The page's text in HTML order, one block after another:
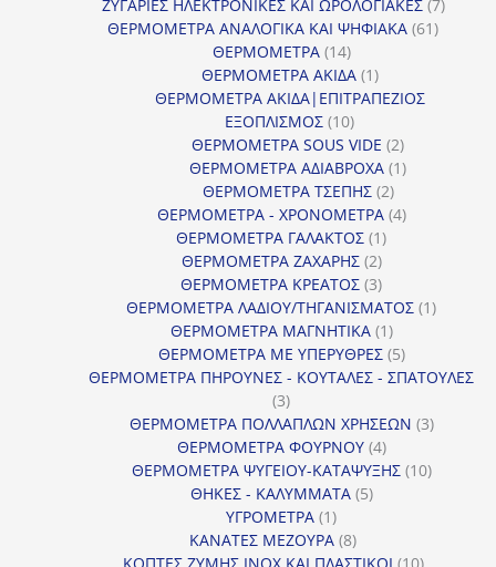
ΖΥΓΑΡΙΕΣ ΗΛΕΚΤΡΟΝΙΚΕΣ ΚΑΙ ΩΡΟΛΟΓΙΑΚΕΣ 7
ΘΕΡΜΟΜΕΤΡΑ ΑΝΑΛΟΓΙΚΑ ΚΑΙ ΨΗΦΙΑΚΑ 6161
ΘΕΡΜΟΜΕΤΡΑ 1414
προϊόντα
ΘΕΡΜΟΜΕΤΡΑ ΑΚΙΔΑ 11
προϊόν
ΘΕΡΜΟΜΕΤΡΑ ΑΚΙΔΑ|ΕΠΙΤΡΑΠΕΖΙΟΣ
ΕΞΟΠΛΙΣΜΟΣ 1010
προϊόντα
ΘΕΡΜΟΜΕΤΡΑ SOUS VIDE 22
προϊόντα
ΘΕΡΜΟΜΕΤΡΑ ΑΔΙΑΒΡΟΧΑ 11
ΘΕΡΜΟΜΕΤΡΑ ΤΣΕΠΗΣ 22
προϊόντα
ΘΕΡΜΟΜΕΤΡΑ - ΧΡΟΝΟΜΕΤΡΑ 44
ΘΕΡΜΟΜΕΤΡΑ ΓΑΛΑΚΤΟΣ 11
προϊόν
ΘΕΡΜΟΜΕΤΡΑ ΖΑΧΑΡΗΣ 22
προϊόντα
ΘΕΡΜΟΜΕΤΡΑ ΚΡΕΑΤΟΣ 33
προϊόντα
ΘΕΡΜΟΜΕΤΡΑ ΛΑΔΙΟΥ/ΤΗΓΑΝΙΣΜΑΤΟΣ 11
ΘΕΡΜΟΜΕΤΡΑ ΜΑΓΝΗΤΙΚΑ 11
προϊόν
ΘΕΡΜΟΜΕΤΡΑ ΜΕ ΥΠΕΡΥΘΡΕΣ 55
προϊόντα
ΘΕΡΜΟΜΕΤΡΑ ΠΗΡΟΥΝΕΣ - ΚΟΥΤΑΛΕΣ - ΣΠΑΤΟΥΛΕΣ
33
προϊόντα
ΘΕΡΜΟΜΕΤΡΑ ΠΟΛΛΑΠΛΩΝ ΧΡΗΣΕΩΝ 33
ΘΕΡΜΟΜΕΤΡΑ ΦΟΥΡΝΟΥ 44
προϊόντα
ΘΕΡΜΟΜΕΤΡΑ ΨΥΓΕΙΟΥ-ΚΑΤΑΨΥΞΗΣ 1010
ΘΗΚΕΣ - ΚΑΛΥΜΜΑΤΑ 55
ΥΓΡΟΜΕΤΡΑ 11
προϊόν
ΚΑΝΑΤΕΣ ΜΕΖΟΥΡΑ 88
προϊόντα
ΚΟΠΤΕΣ ΖΥΜΗΣ INOX ΚΑΙ ΠΛΑΣΤΙΚΟΙ 1010